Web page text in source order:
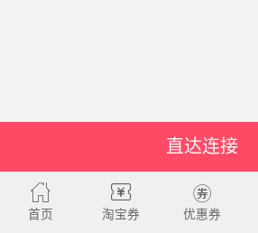
直达连接
首页 淘宝券 优惠券